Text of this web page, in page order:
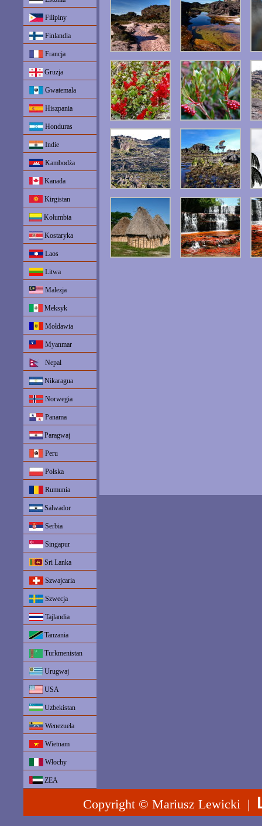
Filipiny
Finlandia
Francja
Gruzja
Gwatemala
Hiszpania
Honduras
Indie
Kambodża
Kanada
Kirgistan
Kolumbia
Kostaryka
Laos
Litwa
Malezja
Meksyk
Mołdawia
Myanmar
Nepal
Nikaragua
Norwegia
Panama
Paragwaj
Peru
Polska
Rumunia
Salwador
Serbia
Singapur
Sri Lanka
Szwajcaria
Szwecja
Tajlandia
Tanzania
Turkmenistan
Urugwaj
USA
Uzbekistan
Wenezuela
Wietnam
Włochy
ZEA
Copyright © Mariusz Lewicki |